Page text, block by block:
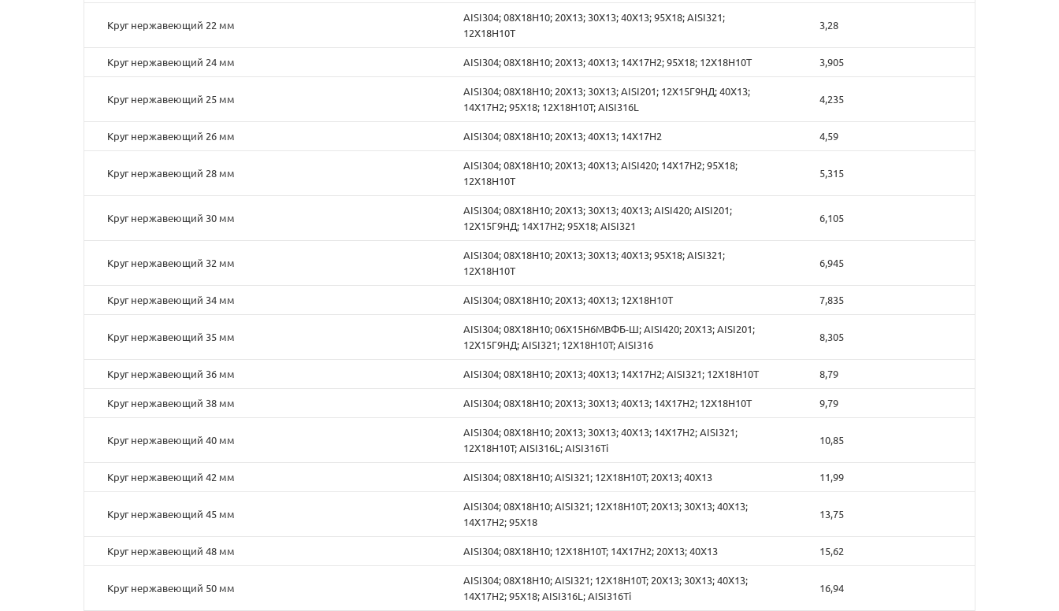
Круг нержавеющий 22 мм
AISI304; 08Х18Н10; 20Х13; 30Х13; 40Х13; 95Х18; AISI321;
12Х18Н10Т
3,28
Круг нержавеющий 24 мм AISI304; 08Х18Н10; 20Х13; 40Х13; 14Х17Н2; 95Х18; 12Х18Н10Т 3,905
Круг нержавеющий 25 мм
AISI304; 08Х18Н10; 20Х13; 30Х13; AISI201; 12Х15Г9НД; 40Х13;
14Х17Н2; 95Х18; 12Х18Н10Т; AISI316L
4,235
Круг нержавеющий 26 мм AISI304; 08Х18Н10; 20Х13; 40Х13; 14Х17Н2 4,59
Круг нержавеющий 28 мм
AISI304; 08Х18Н10; 20Х13; 40Х13; AISI420; 14Х17Н2; 95Х18;
12Х18Н10Т
5,315
Круг нержавеющий 30 мм
AISI304; 08Х18Н10; 20Х13; 30Х13; 40Х13; AISI420; AISI201;
12Х15Г9НД; 14Х17Н2; 95Х18; AISI321
6,105
Круг нержавеющий 32 мм
AISI304; 08Х18Н10; 20Х13; 30Х13; 40Х13; 95Х18; AISI321;
12Х18Н10Т
6,945
Круг нержавеющий 34 мм AISI304; 08Х18Н10; 20Х13; 40Х13; 12Х18Н10Т 7,835
Круг нержавеющий 35 мм
AISI304; 08Х18Н10; 06Х15Н6МВФБ-Ш; AISI420; 20Х13; AISI201;
12Х15Г9НД; AISI321; 12Х18Н10Т; AISI316
8,305
Круг нержавеющий 36 мм AISI304; 08Х18Н10; 20Х13; 40Х13; 14Х17Н2; AISI321; 12Х18Н10Т 8,79
Круг нержавеющий 38 мм AISI304; 08Х18Н10; 20Х13; 30Х13; 40Х13; 14Х17Н2; 12Х18Н10Т 9,79
Круг нержавеющий 40 мм
AISI304; 08Х18Н10; 20Х13; 30Х13; 40Х13; 14Х17Н2; AISI321;
12Х18Н10Т; AISI316L; AISI316Ti
10,85
Круг нержавеющий 42 мм AISI304; 08Х18Н10; AISI321; 12Х18Н10Т; 20Х13; 40Х13 11,99
Круг нержавеющий 45 мм
AISI304; 08Х18Н10; AISI321; 12Х18Н10Т; 20Х13; 30Х13; 40Х13;
14Х17Н2; 95Х18
13,75
Круг нержавеющий 48 мм AISI304; 08Х18Н10; 12Х18Н10Т; 14Х17Н2; 20Х13; 40Х13 15,62
Круг нержавеющий 50 мм
AISI304; 08Х18Н10; AISI321; 12Х18Н10Т; 20Х13; 30Х13; 40Х13;
14Х17Н2; 95Х18; AISI316L; AISI316Ti
16,94